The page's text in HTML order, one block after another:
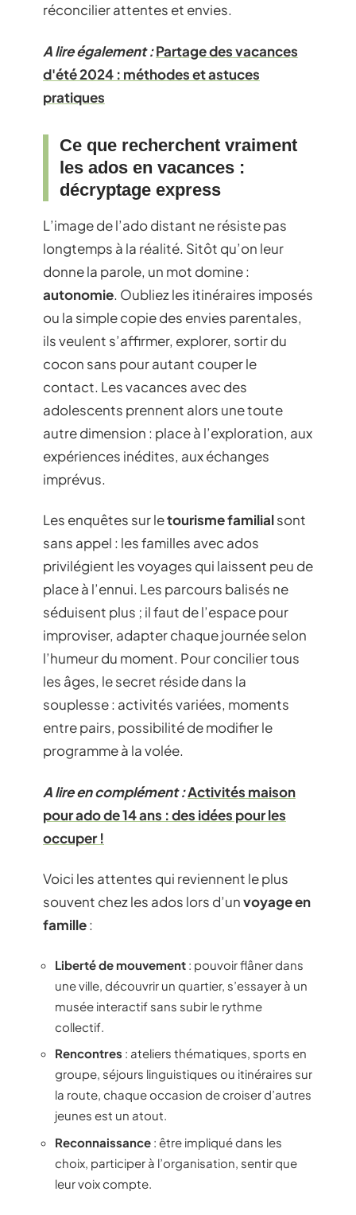
réconcilier attentes et envies.
A lire également :Partage des vacances
d'été 2024 : méthodes et astuces
pratiques
Ce que recherchent vraiment
les ados en vacances :
décryptage express
L’image de l’ado distant ne résiste pas
longtemps à la réalité. Sitôt qu’on leur
donne la parole, un mot domine :
autonomie. Oubliez les itinéraires imposés
ou la simple copie des envies parentales,
ils veulent s’affirmer, explorer, sortir du
cocon sans pour autant couper le
contact. Les vacances avec des
adolescents prennent alors une toute
autre dimension : place à l’exploration, aux
expériences inédites, aux échanges
imprévus.
Les enquêtes sur letourisme familialsont
sans appel : les familles avec ados
privilégient les voyages qui laissent peu de
place à l’ennui. Les parcours balisés ne
séduisent plus ; il faut de l’espace pour
improviser, adapter chaque journée selon
l’humeur du moment. Pour concilier tous
les âges, le secret réside dans la
souplesse : activités variées, moments
entre pairs, possibilité de modifier le
programme à la volée.
A lire en complément :Activités maison
pour ado de 14 ans : des idées pour les
occuper !
Voici les attentes qui reviennent le plus
souvent chez les ados lors d’unvoyage en
famille:
Liberté de mouvement : pouvoir flâner dans
une ville, découvrir un quartier, s’essayer à un
musée interactif sans subir le rythme
collectif.
Rencontres : ateliers thématiques, sports en
groupe, séjours linguistiques ou itinéraires sur
la route, chaque occasion de croiser d’autres
jeunes est un atout.
Reconnaissance : être impliqué dans les
choix, participer à l’organisation, sentir que
leur voix compte.